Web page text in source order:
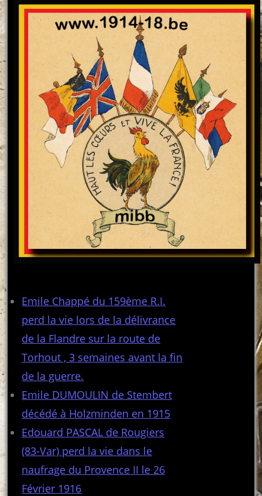
Emile Chappé du 159ème R.I.
perd la vie lors de la délivrance
de la Flandre sur la route de
Torhout , 3 semaines avant la fin
de la guerre.
Emile DUMOULIN de Stembert
décédé à Holzminden en 1915
Edouard PASCAL de Rougiers
(83-Var) perd la vie dans le
naufrage du Provence II le 26
Février 1916